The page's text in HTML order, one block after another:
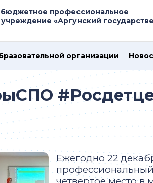
бюджетное профессиональное
«Аргунский
организации
Ежегодно 22